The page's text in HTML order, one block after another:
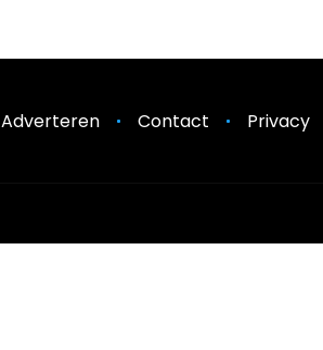
Adverteren Contact Privacy